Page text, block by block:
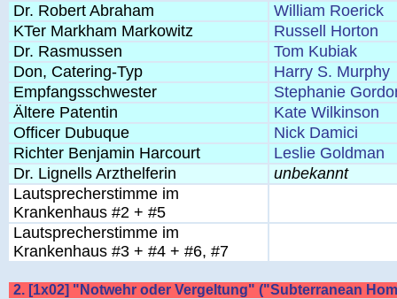
Dr. Robert Abraham
William Roerick
KTer Markham Markowitz
Russell Horton
Dr. Rasmussen
Tom Kubiak
Don, Catering-Typ
Harry S. Murphy
Empfangsschwester
Stephanie
Ältere Patentin
Kate Wilkinson
Officer Dubuque
Nick Damici
Richter Benjamin Harcourt
Leslie Goldman
Dr. Lignells Arzthelferin
unbekannt
Lautsprecherstimme im
Krankenhaus #2 + #5
Lautsprecherstimme im
Krankenhaus #3 + #4 + #6, #7
2. [1x02] "Notwehr oder Vergeltung" ("Subterranean